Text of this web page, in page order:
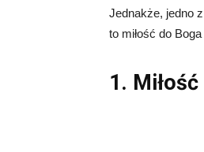
Jednakże, jedno
to miłość do
1.